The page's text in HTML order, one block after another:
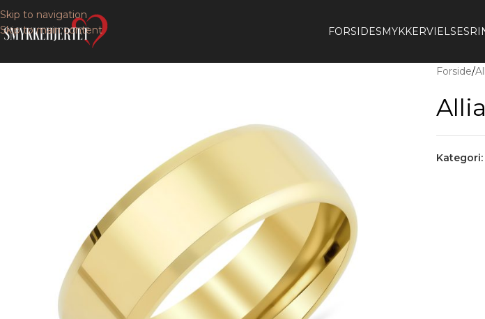
Skip to navigation
Skip to main content
FORSIDESMYKKER
Forside/
Kategori: